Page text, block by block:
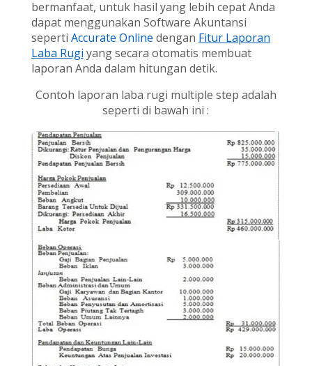
bermanfaat, untuk hasil yang lebih cepat Anda
dapat menggunakan Software Akuntansi
seperti Accurate Online dengan Fitur Laporan
Laba Rugi yang secara otomatis membuat
laporan Anda dalam hitungan detik.
Contoh laporan laba rugi multiple step adalah
seperti di bawah ini :